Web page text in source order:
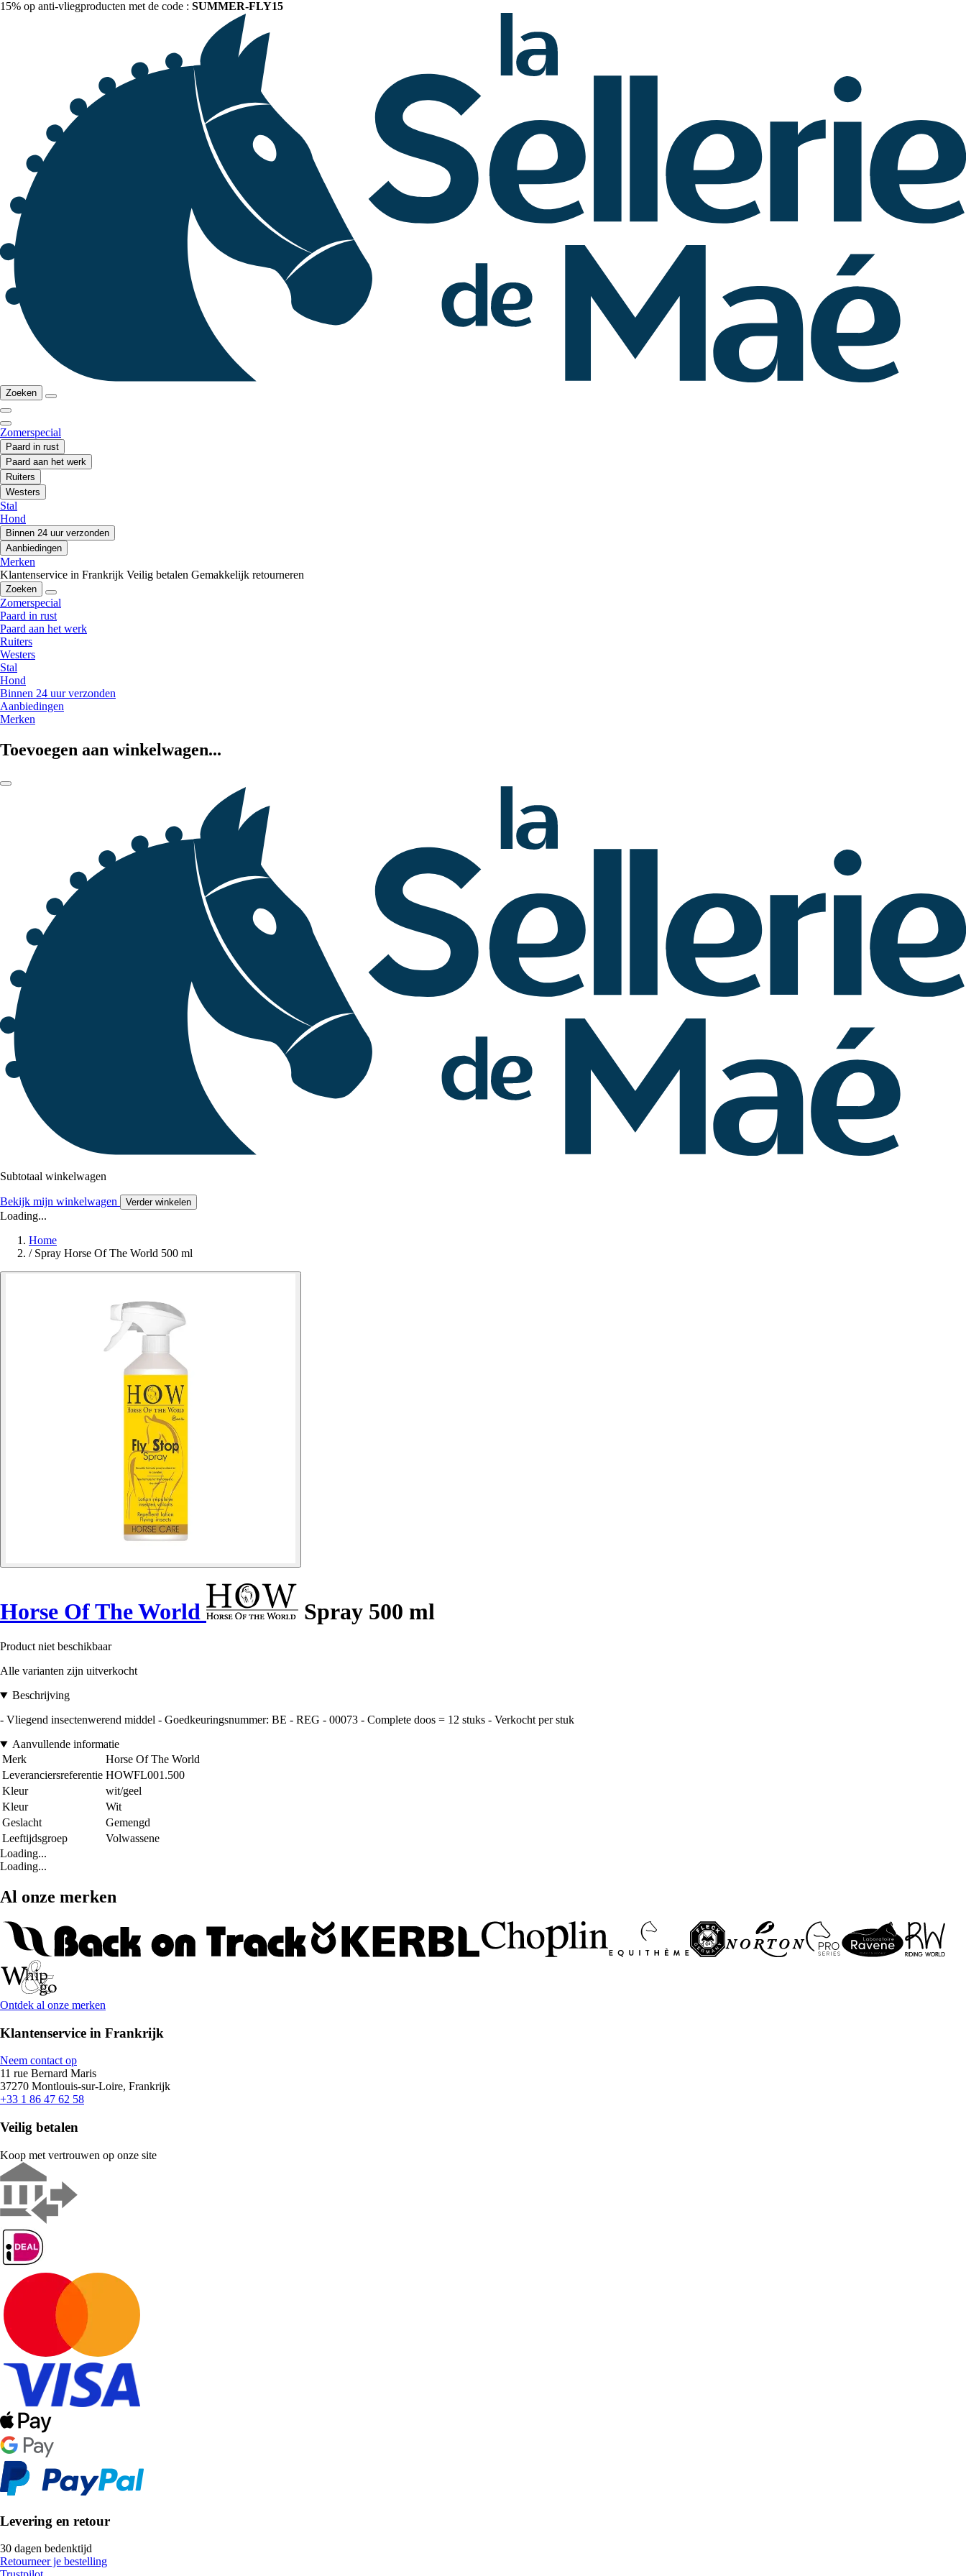
15% op anti-vliegproducten met de code : SUMMER-FLY15
Zoeken
Zomerspecial
Paard in rust
Paard aan het werk
Ruiters
Westers
Stal
Hond
Binnen 24 uur verzonden
Aanbiedingen
Merken
Klantenservice in Frankrijk Veilig betalen Gemakkelijk retourneren
Zoeken
Zomerspecial
Paard in rust
Paard aan het werk
Ruiters
Westers
Stal
Hond
Binnen 24 uur verzonden
Aanbiedingen
Merken
Toevoegen aan winkelwagen...
Subtotaal winkelwagen
Bekijk mijn winkelwagen Verder winkelen
Loading...
Home
/ Spray Horse Of The World 500 ml
Horse Of The World Spray 500 ml
Product niet beschikbaar
Alle varianten zijn uitverkocht
Beschrijving
- Vliegend insectenwerend middel - Goedkeuringsnummer: BE - REG - 00073 - Complete doos = 12 stuks - Verkocht per stuk
Aanvullende informatie
Merk
Horse Of The World
Leveranciersreferentie HOWFL001.500
Kleur
wit/geel
Kleur
Wit
Geslacht
Gemengd
Leeftijdsgroep
Volwassene
Loading...
Loading...
Al onze merken
Ontdek al onze merken
Klantenservice in Frankrijk
Neem contact op
11 rue Bernard Maris
37270 Montlouis-sur-Loire, Frankrijk
+33 1 86 47 62 58
Veilig betalen
Koop met vertrouwen op onze site
Levering en retour
30 dagen bedenktijd
Retourneer je bestelling